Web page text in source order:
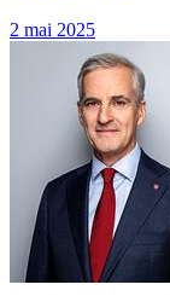
2 mai 2025